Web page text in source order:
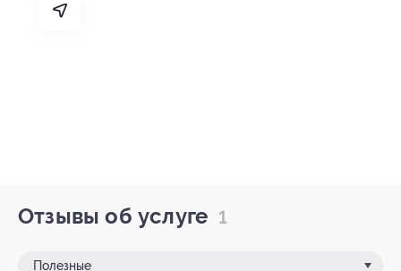
Отзывы об услуге 1
Полезные